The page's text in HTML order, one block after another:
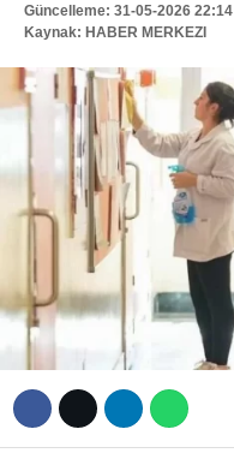
Güncelleme: 31-05-2026 22:14
Kaynak: HABER MERKEZI